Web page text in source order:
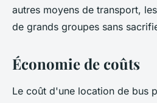
autres moyens de transport,
de grands groupes sans
Économie de coûts
Le coût d'une location de bus